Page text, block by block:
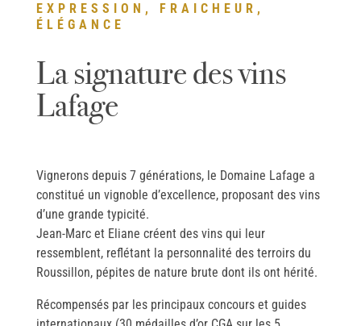
EXPRESSION, FRAICHEUR,
ÉLÉGANCE
La signature des vins
Lafage
Vignerons depuis 7 générations, le Domaine Lafage a
constitué un vignoble d’excellence, proposant des vins
d’une grande typicité.
Jean-Marc et Eliane créent des vins qui leur
ressemblent, reflétant la personnalité des terroirs du
Roussillon, pépites de nature brute dont ils ont hérité.
Récompensés par les principaux concours et guides